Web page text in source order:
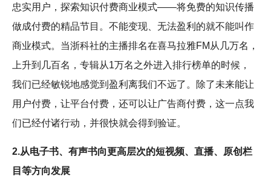
忠实用户，探索知识付费商业模式——将免费的知识传播
做成付费的精品节目。不能变现、无法盈利的就不能叫作
商业模式。当浙科社的主播排名在喜马拉雅FM从几万名，
上升到几百名，专辑从1万名之外进入排行榜单的时候，
我们已经敏锐地感觉到盈利离我们不远了。除了未来能让
用户付费，让平台付费，还可以让广告商付费，这一点我
们已经付诸行动，并很快就会得到验证。
2.从电子书、有声书向更高层次的短视频、直播、原创栏
目等方向发展